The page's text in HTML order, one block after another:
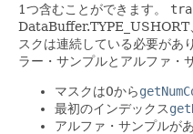
1つ含むことができます。
DataBuffer.TYPE_USHORT
スクは連続している必要があ
ラー・サンプルとアルファ・
マスクは0から
最初のインデックス
アルファ・サンプルが